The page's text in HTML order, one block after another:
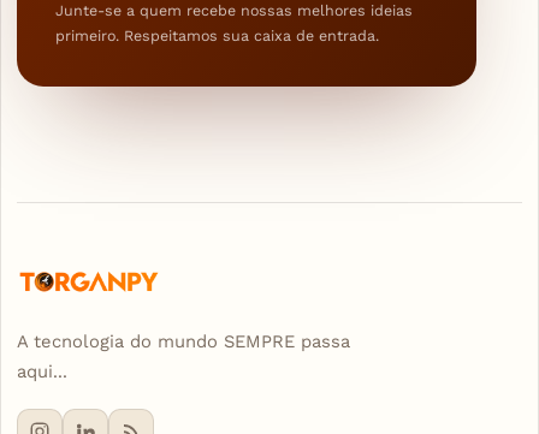
Junte-se a quem recebe nossas melhores ideias
primeiro. Respeitamos sua caixa de entrada.
A tecnologia do mundo SEMPRE passa
aqui...